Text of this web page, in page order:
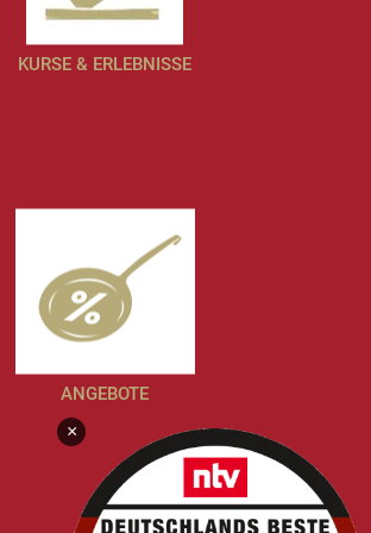
KURSE & ERLEBNISSE
ANGEBOTE
×